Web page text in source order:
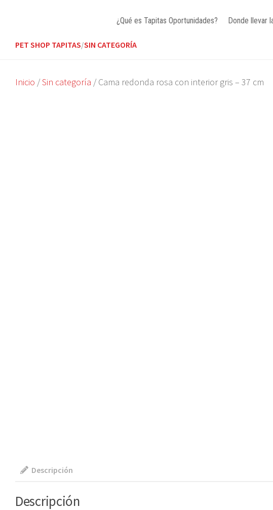
¿Qué es Tapitas Oportunidades? Donde llevar
PET SHOP TAPITAS/SIN CATEGORÍA
Inicio /Sin categoría / Cama redonda rosa con interior gris – 37 cm
Descripción
Descripción